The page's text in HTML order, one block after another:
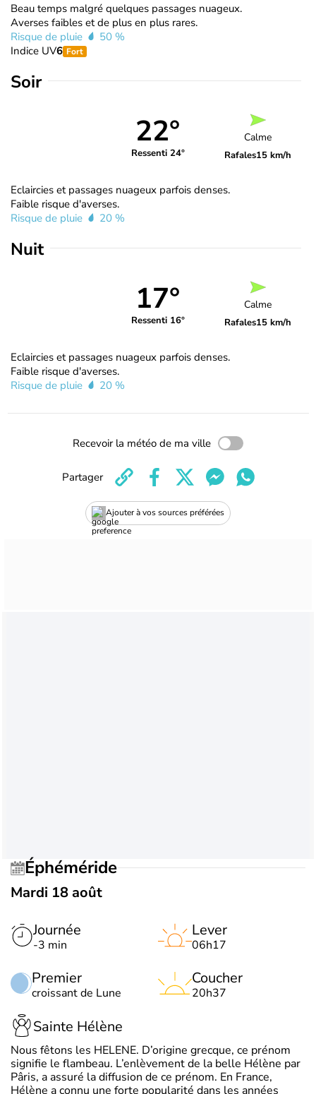
Beau temps malgré quelques passages nuageux.
Averses faibles et de plus en plus rares.
Risque de pluie
50 %
Indice UV6 Fort
Soir
22°
Ressenti 24°
Calme
Rafales15 km/h
Eclaircies et passages nuageux parfois denses.
Faible risque d'averses.
Risque de pluie
20 %
Nuit
17°
Ressenti 16°
Calme
Rafales15 km/h
Eclaircies et passages nuageux parfois denses.
Faible risque d'averses.
Risque de pluie
20 %
Recevoir la météo de ma ville
Ajouter à vos sources préférées
Partager
Éphéméride
Mardi 18 août
Journée
-3 min
Premier
croissant de Lune
Lever
06h17
Coucher
20h37
Sainte Hélène
Nous fêtons les HELENE. D’origine grecque, ce prénom
signifie le flambeau. L’enlèvement de la belle Hélène par
Pâris, a assuré la diffusion de ce prénom. En France,
Hélène a connu une forte popularité dans les années